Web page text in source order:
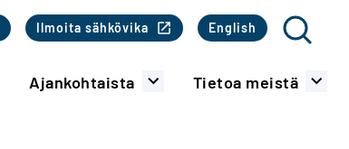
Ilmoita sähkövika English
Haku
Ajankohtaista Tietoa meistä